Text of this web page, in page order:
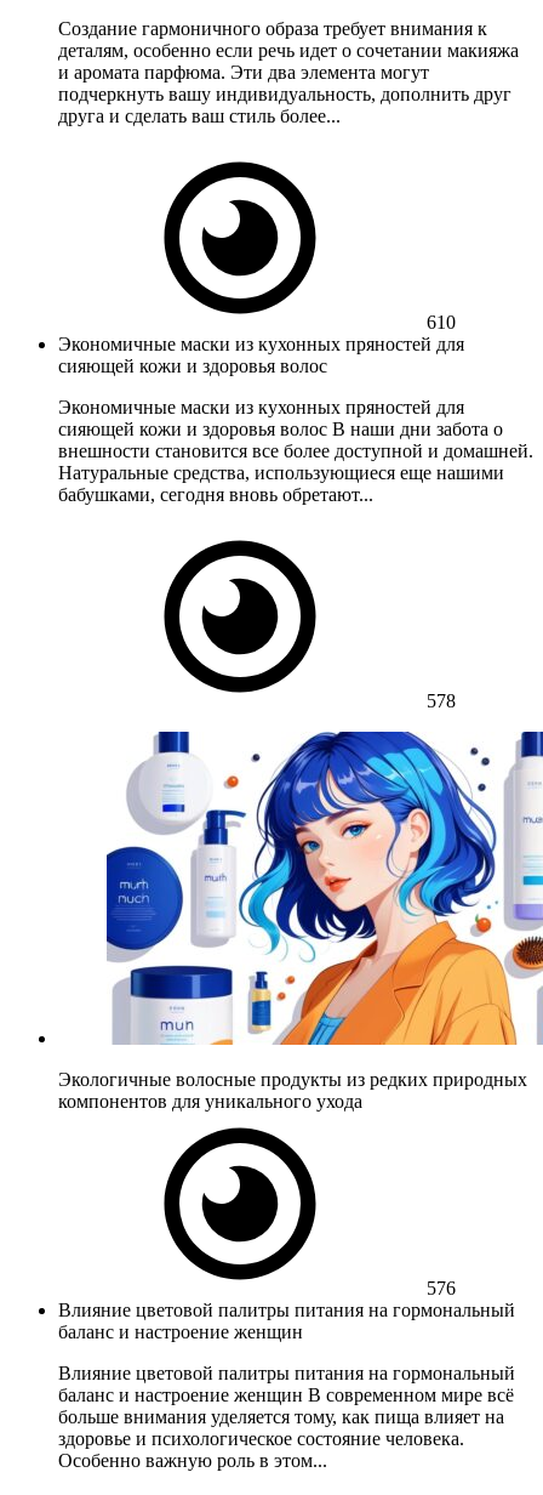
Создание гармоничного образа требует внимания к
деталям, особенно если речь идет о сочетании макияжа
и аромата парфюма. Эти два элемента могут
подчеркнуть вашу индивидуальность, дополнить друг
друга и сделать ваш стиль более...
610
Экономичные маски из кухонных пряностей для
сияющей кожи и здоровья волос
Экономичные маски из кухонных пряностей для
сияющей кожи и здоровья волос В наши дни забота о
внешности становится все более доступной и домашней.
Натуральные средства, использующиеся еще нашими
бабушками, сегодня вновь обретают...
578
Экологичные волосные продукты из редких природных
компонентов для уникального ухода
576
Влияние цветовой палитры питания на гормональный
баланс и настроение женщин
Влияние цветовой палитры питания на гормональный
баланс и настроение женщин В современном мире всё
больше внимания уделяется тому, как пища влияет на
здоровье и психологическое состояние человека.
Особенно важную роль в этом...